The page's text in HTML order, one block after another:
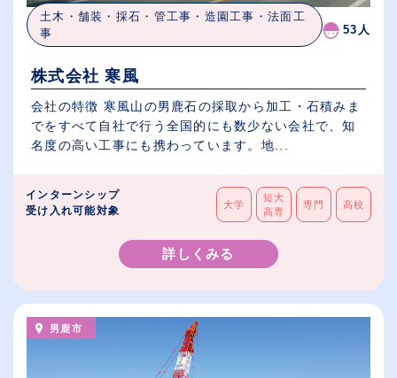
土木・舗装・採石・管工事・造園工事・法面工
事
53人
株式会社 寒風
会社の特徴 寒風山の男鹿石の採取から加工・石積みま
でをすべて自社で行う全国的にも数少ない会社で、知
名度の高い工事にも携わっています。地...
インターンシップ
受け入れ可能対象
大学
短大
高専
専門 高校
詳しくみる
男鹿市